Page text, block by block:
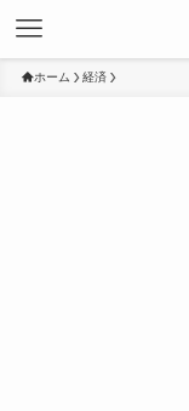
ホーム 経済